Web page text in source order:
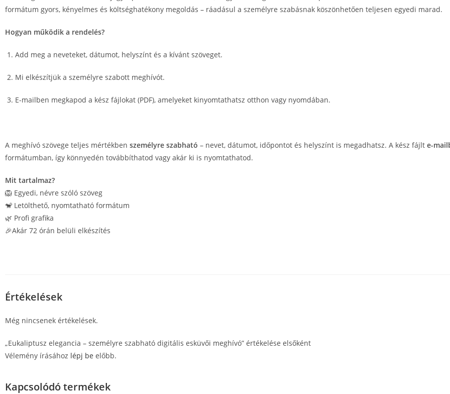
formátum gyors, kényelmes és költséghatékony megoldás – ráadásul a személyre szabásnak köszönhetően teljesen egyedi marad.
Hogyan működik a rendelés?
Add meg a neveteket, dátumot, helyszínt és a kívánt szöveget.
Mi elkészítjük a személyre szabott meghívót.
E-mailben megkapod a kész fájlokat (PDF), amelyeket kinyomtathatsz otthon vagy nyomdában.
A meghívó szövege teljes mértékben személyre szabható – nevet, dátumot, időpontot és helyszínt is megadhatsz. A kész fájlt e-
formátumban, így könnyedén továbbíthatod vagy akár ki is nyomtathatod.
Mit tartalmaz?
🦁 Egyedi, névre szóló szöveg
🐒 Letölthető, nyomtatható formátum
🌿 Profi grafika
🎉Akár 72 órán belüli elkészítés
Értékelések
Még nincsenek értékelések.
„Eukaliptusz elegancia – személyre szabható digitális esküvői meghívó” értékelése elsőként
Vélemény írásához lépj be előbb.
Kapcsolódó termékek